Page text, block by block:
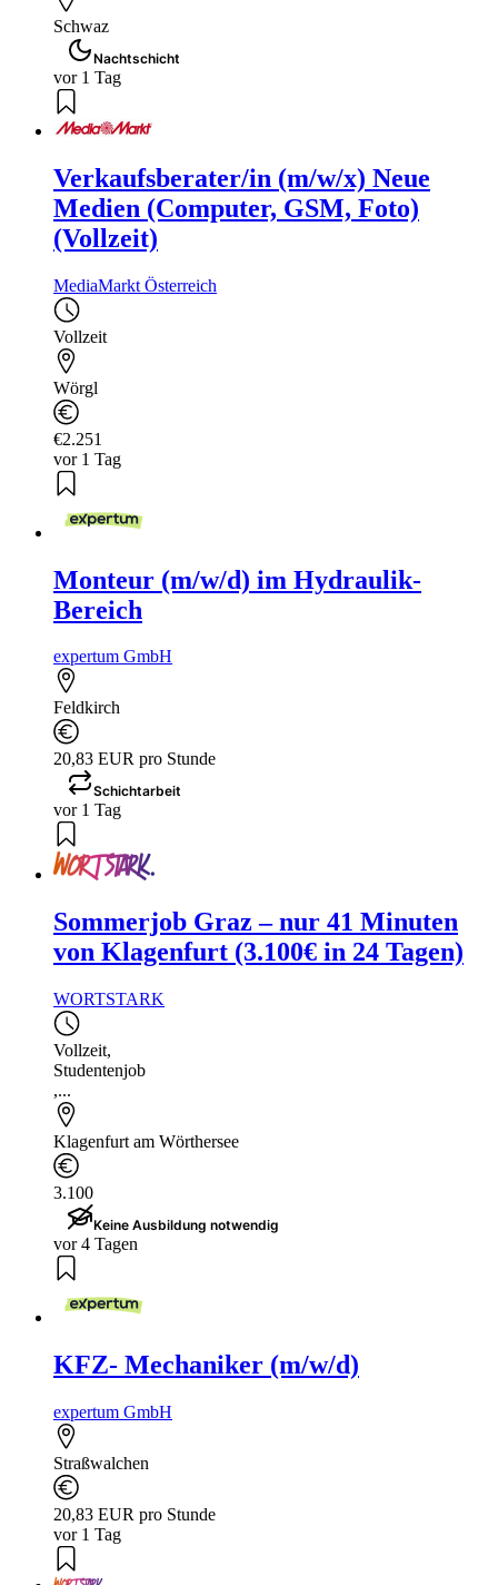
Schwaz
Nachtschicht
vor 1 Tag
Verkaufsberater/in (m/w/x) Neue
Medien (Computer, GSM, Foto)
(Vollzeit)
MediaMarkt Österreich
Vollzeit
Wörgl
€2.251
vor 1 Tag
Monteur (m/w/d) im Hydraulik-
Bereich
expertum GmbH
Feldkirch
20,83 EUR pro Stunde
Schichtarbeit
vor 1 Tag
Sommerjob Graz – nur 41 Minuten
von Klagenfurt (3.100€ in 24 Tagen)
WORTSTARK
Vollzeit,
Studentenjob
,...
Klagenfurt am Wörthersee
3.100
Keine Ausbildung notwendig
vor 4 Tagen
KFZ- Mechaniker (m/w/d)
expertum GmbH
Straßwalchen
20,83 EUR pro Stunde
vor 1 Tag